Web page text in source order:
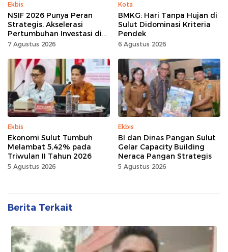
Ekbis
NSIF 2026 Punya Peran
Strategis, Akselerasi
Pertumbuhan Investasi di
Sulut
7 Agustus 2026
Kota
BMKG: Hari Tanpa Hujan di
Sulut Didominasi Kriteria
Pendek
6 Agustus 2026
Ekbis
Ekonomi Sulut Tumbuh
Melambat 5,42% pada
Triwulan II Tahun 2026
5 Agustus 2026
Ekbis
BI dan Dinas Pangan Sulut
Gelar Capacity Building
Neraca Pangan Strategis
5 Agustus 2026
Berita Terkait